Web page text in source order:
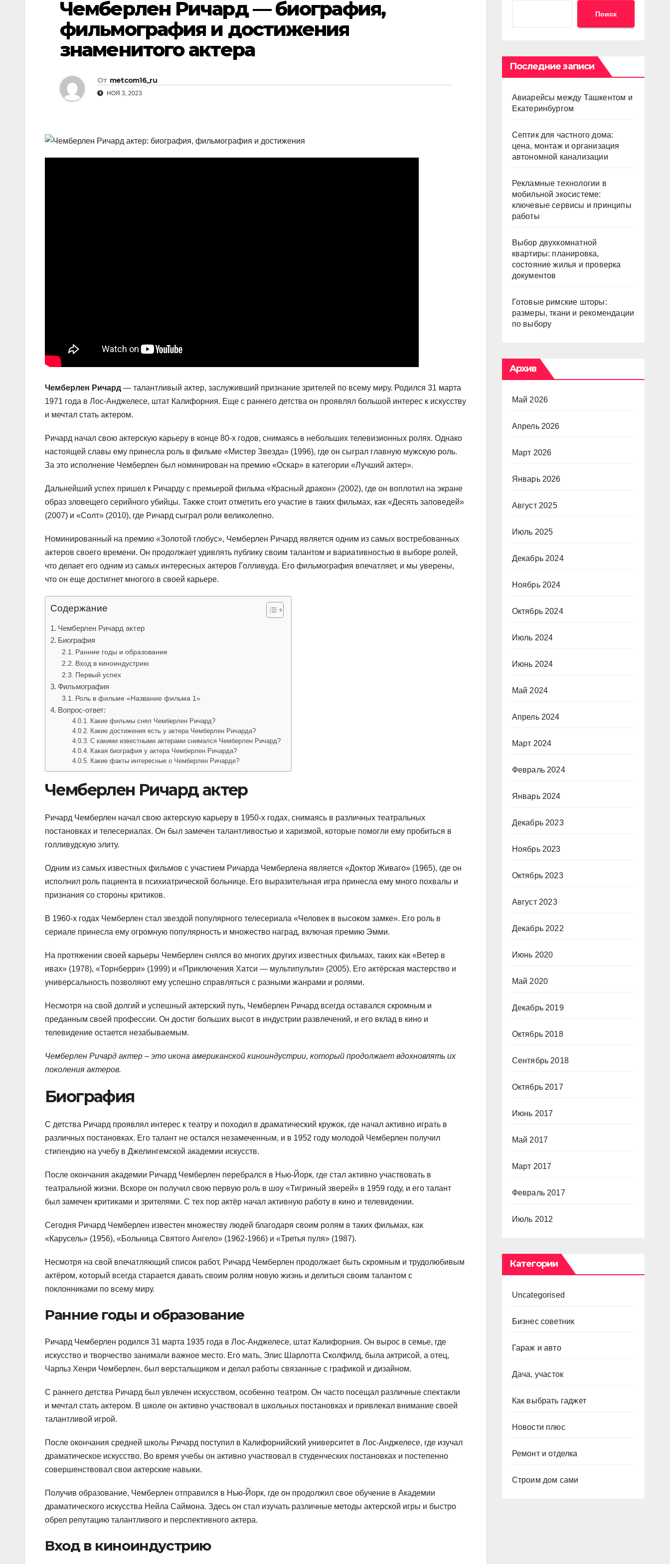
Чемберлен Ричард — биография,
фильмография и достижения
знаменитого актера
От metcom16_ru
НОЯ 3, 2023
Чемберлен Ричард — талантливый актер, заслуживший признание зрителей по всему миру. Родился 31 марта
1971 года в Лос-Анджелесе, штат Калифорния. Еще с раннего детства он проявлял большой интерес к искусству
и мечтал стать актером.
Ричард начал свою актерскую карьеру в конце 80-х годов, снимаясь в небольших телевизионных ролях. Однако
настоящей славы ему принесла роль в фильме «Мистер Звезда» (1996), где он сыграл главную мужскую роль.
За это исполнение Чемберлен был номинирован на премию «Оскар» в категории «Лучший актер».
Дальнейший успех пришел к Ричарду с премьерой фильма «Красный дракон» (2002), где он воплотил на экране
образ зловещего серийного убийцы. Также стоит отметить его участие в таких фильмах, как «Десять заповедей»
(2007) и «Солт» (2010), где Ричард сыграл роли великолепно.
Номинированный на премию «Золотой глобус», Чемберлен Ричард является одним из самых востребованных
актеров своего времени. Он продолжает удивлять публику своим талантом и вариативностью в выборе ролей,
что делает его одним из самых интересных актеров Голливуда. Его фильмография впечатляет, и мы уверены,
что он еще достигнет многого в своей карьере.
Содержание
Чемберлен Ричард актер
Биография
Ранние годы и образование
Вход в киноиндустрию
Первый успех
Фильмография
Роль в фильме «Название фильма 1»
Вопрос-ответ:
Какие фильмы снял Чемберлен Ричард?
Какие достижения есть у актера Чемберлен Ричарда?
С какими известными актерами снимался Чемберлен Ричард?
Какая биография у актера Чемберлен Ричарда?
Какие факты интересные о Чемберлен Ричарде?
Чемберлен Ричард актер
Ричард Чемберлен начал свою актерскую карьеру в 1950-х годах, снимаясь в различных театральных
постановках и телесериалах. Он был замечен талантливостью и харизмой, которые помогли ему пробиться в
голливудскую элиту.
Одним из самых известных фильмов с участием Ричарда Чемберлена является «Доктор Живаго» (1965), где он
исполнил роль пациента в психиатрической больнице. Его выразительная игра принесла ему много похвалы и
признания со стороны критиков.
В 1960-х годах Чемберлен стал звездой популярного телесериала «Человек в высоком замке». Его роль в
сериале принесла ему огромную популярность и множество наград, включая премию Эмми.
На протяжении своей карьеры Чемберлен снялся во многих других известных фильмах, таких как «Ветер в
ивах» (1978), «Торнберри» (1999) и «Приключения Хатси — мультипульти» (2005). Его актёрская мастерство и
универсальность позволяют ему успешно справляться с разными жанрами и ролями.
Несмотря на свой долгий и успешный актерский путь, Чемберлен Ричард всегда оставался скромным и
преданным своей профессии. Он достиг больших высот в индустрии развлечений, и его вклад в кино и
телевидение остается незабываемым.
Чемберлен Ричард актер – это икона американской киноиндустрии, который продолжает вдохновлять их
поколения актеров.
Биография
С детства Ричард проявлял интерес к театру и походил в драматический кружок, где начал активно играть в
различных постановках. Его талант не остался незамеченным, и в 1952 году молодой Чемберлен получил
стипендию на учебу в Джелингемской академии искусств.
После окончания академии Ричард Чемберлен перебрался в Нью-Йорк, где стал активно участвовать в
театральной жизни. Вскоре он получил свою первую роль в шоу «Тигриный зверей» в 1959 году, и его талант
был замечен критиками и зрителями. С тех пор актёр начал активную работу в кино и телевидении.
Сегодня Ричард Чемберлен известен множеству людей благодаря своим ролям в таких фильмах, как
«Карусель» (1956), «Больница Святого Ангело» (1962-1966) и «Третья пуля» (1987).
Несмотря на свой впечатляющий список работ, Ричард Чемберлен продолжает быть скромным и трудолюбивым
актёром, который всегда старается давать своим ролям новую жизнь и делиться своим талантом с
поклонниками по всему миру.
Ранние годы и образование
Ричард Чемберлен родился 31 марта 1935 года в Лос-Анджелесе, штат Калифорния. Он вырос в семье, где
искусство и творчество занимали важное место. Его мать, Элис Шарлотта Сколфилд, была актрисой, а отец,
Чарльз Хенри Чемберлен, был верстальщиком и делал работы связанные с графикой и дизайном.
С раннего детства Ричард был увлечен искусством, особенно театром. Он часто посещал различные спектакли
и мечтал стать актером. В школе он активно участвовал в школьных постановках и привлекал внимание своей
талантливой игрой.
После окончания средней школы Ричард поступил в Калифорнийский университет в Лос-Анджелесе, где изучал
драматическое искусство. Во время учебы он активно участвовал в студенческих постановках и постепенно
совершенствовал свои актерские навыки.
Получив образование, Чемберлен отправился в Нью-Йорк, где он продолжил свое обучение в Академии
драматического искусства Нейла Саймона. Здесь он стал изучать различные методы актерской игры и быстро
обрел репутацию талантливого и перспективного актера.
Вход в киноиндустрию
Поиск
Последние записи
Авиарейсы между Ташкентом и
Екатеринбургом
Септик для частного дома:
цена, монтаж и организация
автономной канализации
Рекламные технологии в
мобильной экосистеме:
ключевые сервисы и принципы
работы
Выбор двухкомнатной
квартиры: планировка,
состояние жилья и проверка
документов
Готовые римские шторы:
размеры, ткани и рекомендации
по выбору
Архив
Май 2026
Апрель 2026
Март 2026
Январь 2026
Август 2025
Июль 2025
Декабрь 2024
Ноябрь 2024
Октябрь 2024
Июль 2024
Июнь 2024
Май 2024
Апрель 2024
Март 2024
Февраль 2024
Январь 2024
Декабрь 2023
Ноябрь 2023
Октябрь 2023
Август 2023
Декабрь 2022
Июнь 2020
Май 2020
Декабрь 2019
Октябрь 2018
Сентябрь 2018
Октябрь 2017
Июнь 2017
Май 2017
Март 2017
Февраль 2017
Июль 2012
Категории
Uncategorised
Бизнес советник
Гараж и авто
Дача, участок
Как выбрать гаджет
Новости плюс
Ремонт и отделка
Строим дом сами